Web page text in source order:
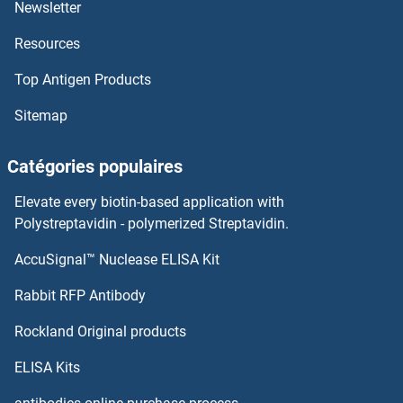
INSM2 Anticorps
INSM1 Anticorps
INSL3 Anticorps
Integrin beta 5 Anticorps
Integrin, alpha 3 Anticorps
Newsletter
Resources
Top Antigen Products
Sitemap
Catégories populaires
Elevate every biotin-based application with
Polystreptavidin - polymerized Streptavidin.
AccuSignal™ Nuclease ELISA Kit
Rabbit RFP Antibody
Rockland Original products
ELISA Kits